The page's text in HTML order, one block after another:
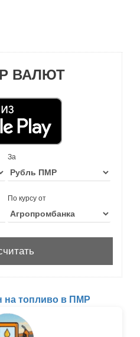
ВАЛЮТ
За
По курсу от
на топливо в ПМР